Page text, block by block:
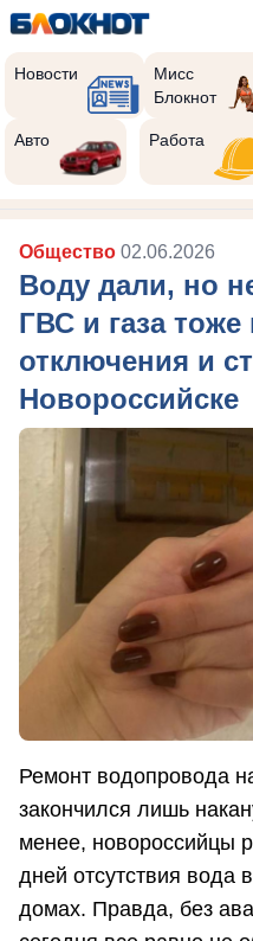
Новости
Мисс
Блокнот
Авто Работа
Общество 02.06.2026
Воду дали, но
ГВС и газа тоже
отключения и
Новороссийске
Ремонт водопровода
закончился лишь
менее, новороссийцы
дней отсутствия вода
домах. Правда, без